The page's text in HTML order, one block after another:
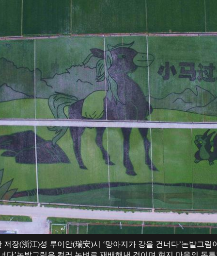
저장(浙江)성 루이안(瑞安)시 ‘망아지가 강을 건너다’논밭그